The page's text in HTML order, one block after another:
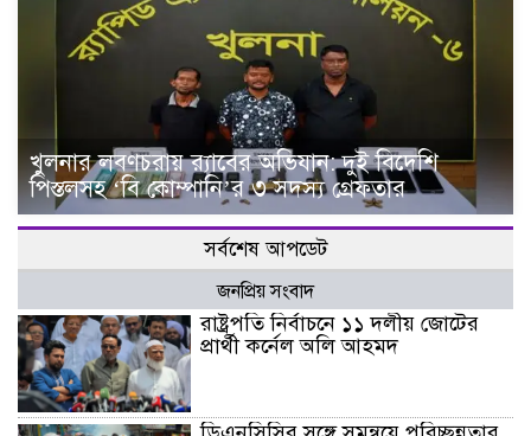
খুলনার লবণচরায় র‍্যাবের অভিযান: দুই বিদেশি
পিস্তলসহ ‘বি কোম্পানি’র ৩ সদস্য গ্রেফতার
সর্বশেষ আপডেট
জনপ্রিয় সংবাদ
রাষ্ট্রপতি নির্বাচনে ১১ দলীয় জোটের
প্রার্থী কর্নেল অলি আহমদ